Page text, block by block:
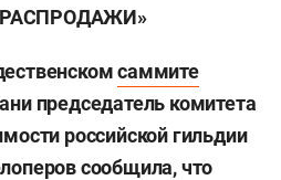
саммите
председатель комитета
российской гильдии
сообщила, что